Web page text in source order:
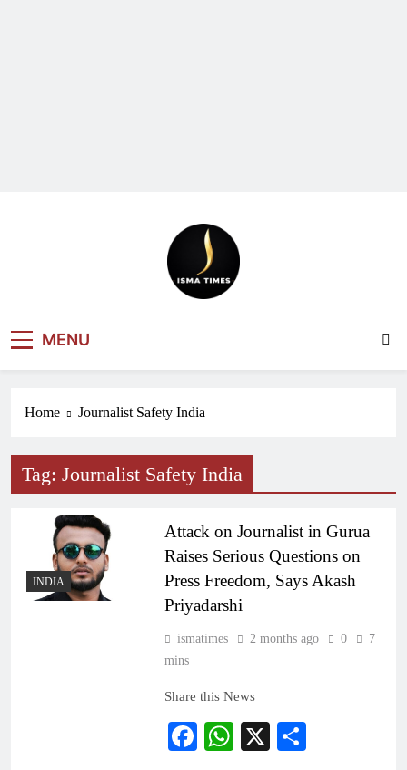
MENU
Home Journalist Safety India
Tag: Journalist Safety India
INDIA
Attack on Journalist in Gurua
Raises Serious Questions on
Press Freedom, Says Akash
Priyadarshi
ismatimes 2 months ago 0
7
mins
Share this News
Facebook
WhatsApp
X